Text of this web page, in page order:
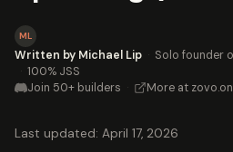
ML
Written by Michael Lip · Solo founder
· 100% JSS
Join 50+ builders · More at
Last updated: April 17, 2026